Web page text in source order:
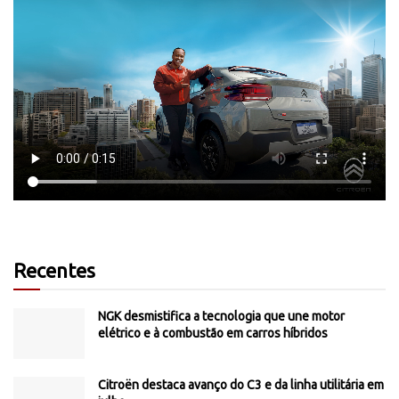
Recentes
NGK desmistifica a tecnologia que une motor
elétrico e à combustão em carros híbridos
Citroën destaca avanço do C3 e da linha utilitária em